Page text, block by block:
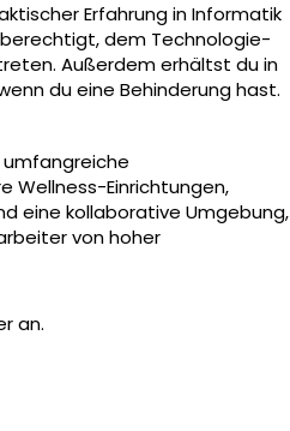
Erfahrung in Informatik
dem Technologie-
Außerdem erhältst du in
du eine Behinderung hast.
Wellness-Einrichtungen,
eine kollaborative Umgebung,
von hoher
an.